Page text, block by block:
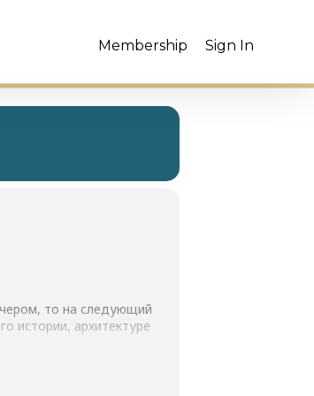
Sign In
Membership
то на следующий
истории, архитектуре